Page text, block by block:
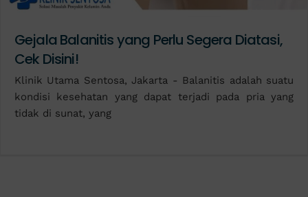
Gejala Balanitis yang Perlu Segera Diatasi,
Cek Disini!
Klinik Utama Sentosa, Jakarta - Balanitis adalah suatu
kondisi kesehatan yang dapat terjadi pada pria yang
tidak di sunat, yang